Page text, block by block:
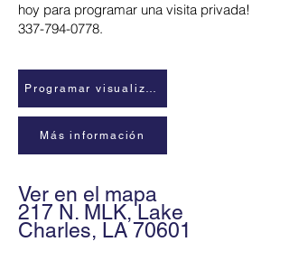
hoy para programar una visita privada!
337-794-0778.
Programar visualización
Más información
Ver en el mapa
217 N. MLK, Lake
Charles, LA 70601